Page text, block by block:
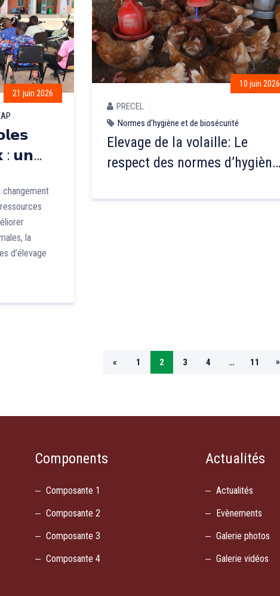
21 juin 2026
: 𝘂𝗻
changement
la
d’élevage
10 juin 2026
PRECEL
Normes d'hygiène et de biosécurité
Elevage de la volaille: Le
respect des normes d’hygiène
pour la réussite de l’activité
« 1 2 3 4 … 11 »
Components
Composante 1
Composante 2
Composante 3
Composante 4
Actualités
Actualités
Evènements
Galerie photos
Galerie vidéos